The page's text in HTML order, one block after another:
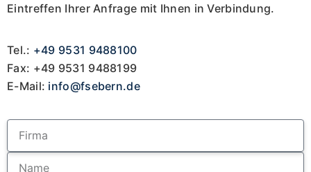
Eintreffen Ihrer Anfrage mit Ihnen in Verbindung.
Tel.: +49 9531 9488100
Fax: +49 9531 9488199
E-Mail: info@fsebern.de